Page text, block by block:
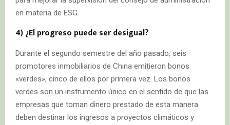
en materia de ESG.
4) ¿El progreso puede ser desigual?
Durante el segundo semestre del año pasado, seis
promotores inmobiliarios de China emitieron bonos
«verdes», cinco de ellos por primera vez. Los bonos
verdes son un instrumento único en el sentido de que las
empresas que toman dinero prestado de esta manera
deben destinar los ingresos a proyectos climáticos y